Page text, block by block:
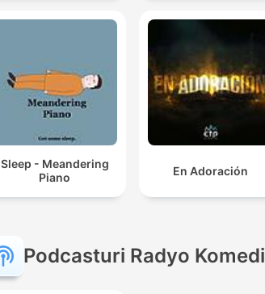
Sleep - Meandering
Piano
En Adoración
Podcasturi Radyo Komedi